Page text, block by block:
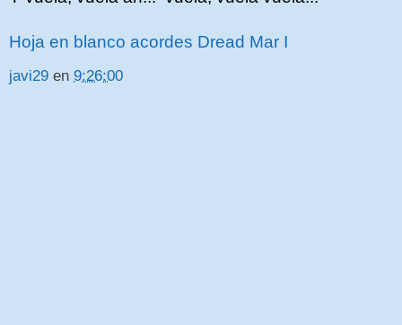
Hoja en blanco acordes Dread Mar I
javi29 en 9:26:00